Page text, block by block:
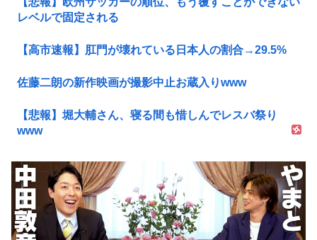
レベルで固定される
【高市速報】肛門が壊れている日本人の割合→29.5%
佐藤二朗の新作映画が撮影中止お蔵入りwww
【悲報】堀大輔さん、寝る間も惜しんでレスバ祭り
www